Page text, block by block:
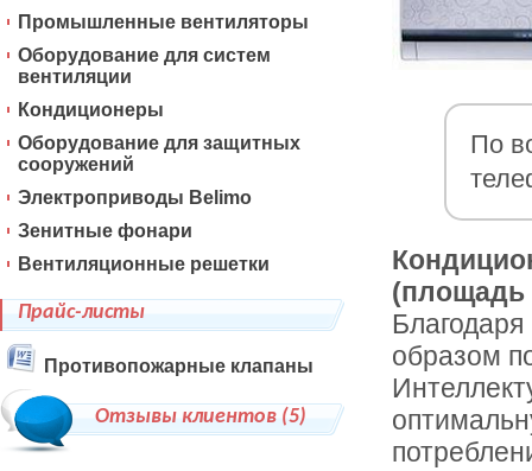
По
(площадь
образом
Промышленные вентиляторы
Оборудование для систем
вентиляции
Кондиционеры
Оборудование для защитных
сооружений
Электроприводы Belimo
Зенитные фонари
Вентиляционные решетки
Прайс-листы
Противопожарные клапаны
Отзывы клиентов (5)